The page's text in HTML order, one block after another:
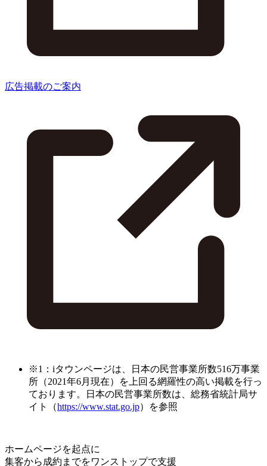
広告掲載のご案内
※1：iタウンページは、日本の民営事業所数516万事業
所（2021年6月現在）を上回る網羅性の高い掲載を行っ
ております。日本の民営事業所数は、総務省統計局サ
イト（https://www.stat.go.jp）を参照
ホームページを起点に
集客から成約までをワンストップで支援